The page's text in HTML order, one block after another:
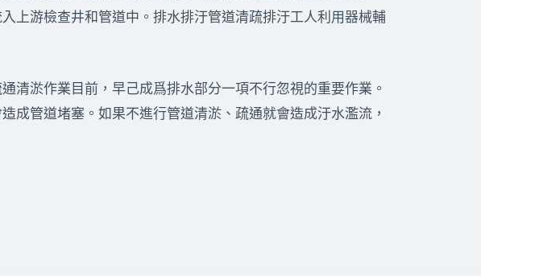
上游檢查井和管道中。排水排汙管道清疏排汙工人利用器械輔
淤作業目前，早己成爲排水部分一項不行忽視的重要作業。
成管道堵塞。如果不進行管道清淤、疏通就會造成汙水濫流，